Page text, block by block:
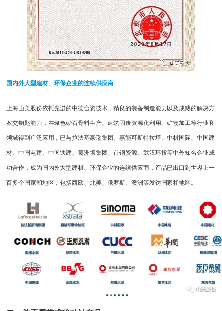
国内外大型建材、环保企业的连续供应商
上海山美股份依托先进的中德合资技术，精良的装备制造能力以及成熟的解决方
案交钥匙能力，在绿色砂石骨料生产、建筑固废资源化利用、矿物加工等行业和
领域得到广泛应用，已与拉法基豪瑞集团、嘉能可斯特拉塔、中材国际、中国建
材、中国电建、中国铁建、葛洲坝集团、首钢资源、武汉环投等中外知名企业成
功合作，成为国内外大型建材、环保企业的连续供应商，产品已出口到世界上一
百多个国家和地区，包括西欧、北美、俄罗斯、澳洲等发达国家和地区。